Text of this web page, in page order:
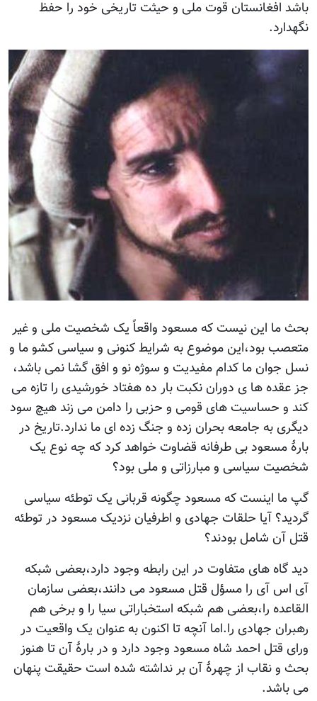
باشد افغانستان قوت ملی و حیثت تاریخی خود را حفظ
نگهدارد.
بحث ما این نیست که مسعود واقعاً یک شخصیت ملی و غیر
متعصب بود،این موضوع به شرایط کنونی و سیاسی کشو ما و
نسل جوان ما کدام مفیدیت و سوژه نو و افق گشا نمی باشد،
جز عقده ها ی دوران نکبت بار ده هفتاد خورشیدی را تازه می
کند و حساسیت های قومی و حزبی را دامن می زند هیچ سود
دیگری به جامعه بحران زده و جنگ زده ای ما ندارد.تاریخ در
بارۀ مسعود بی طرفانه قضاوت خواهد کرد که چه نوع یک
شخصیت سیاسی و مبارزاتی و ملی بود؟
گپ ما اینست که مسعود چگونه قربانی یک توطئه سیاسی
گردید؟ آیا حلقات جهادی و اطرفیان نزدیک مسعود در توطئه
قتل آن شامل بودند؟
دید گاه های متفاوت در این رابطه وجود دارد،بعضی شبکه
آی اس آی را مسؤل قتل مسعود می دانند،بعضی سازمان
القاعده را،بعضی هم شبکه استخباراتی سیا را و برخی هم
رهبران جهادی را.اما آنچه تا اکنون به عنوان یک واقعیت در
ورای قتل احمد شاه مسعود وجود دارد و در بارۀ آن تا هنوز
بحث و نقاب از چهرۀ آن بر نداشته شده است حقیقت پنهان
می باشد.